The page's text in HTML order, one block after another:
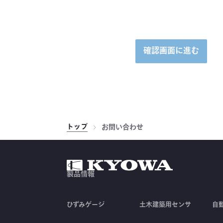
確認画面に進む
トップ お問い合わせ
製品情報
ひずみゲージ 土木建築用センサ 自